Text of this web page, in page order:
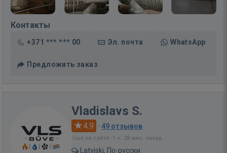
Контакты
+371 *** *** 00 Эл. почта WhatsApp
Предложить заказ
Vladislavs S.
4.9 · 49 отзывов
Был на сайте: 1 ч. 28 мин. назад
Latviski, По-русски